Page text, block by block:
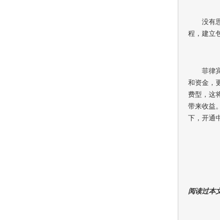
没有
程，建立
菲律
和资金，
费型，这
带来收益
下，开通
阅读过本